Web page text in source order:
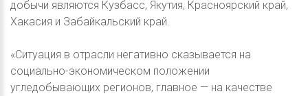
добычи являются Кузбасс, Якутия, Красноярский край,
Хакасия и Забайкальский край.
«Ситуация в отрасли негативно сказывается на
социально-экономическом положении
угледобывающих регионов, главное — на качестве